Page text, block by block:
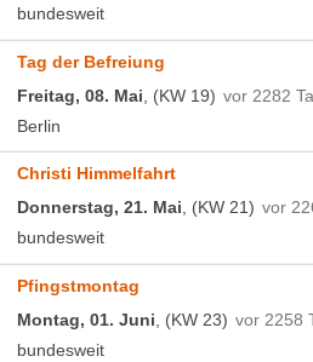
bundesweit
Tag der Befreiung
Freitag, 08. Mai , (KW 19) vor 2282
Berlin
Christi Himmelfahrt
Donnerstag, 21. Mai, (KW 21) vor
bundesweit
Pfingstmontag
Montag, 01. Juni , (KW 23) vor 2258
bundesweit